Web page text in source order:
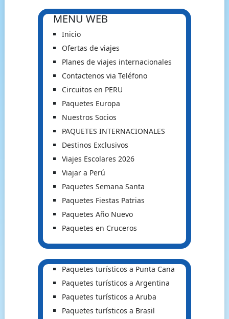
MENU WEB
Inicio
Ofertas de viajes
Planes de viajes internacionales
Contactenos via Teléfono
Circuitos en PERU
Paquetes Europa
Nuestros Socios
PAQUETES INTERNACIONALES
Destinos Exclusivos
Viajes Escolares 2026
Viajar a Perú
Paquetes Semana Santa
Paquetes Fiestas Patrias
Paquetes Año Nuevo
Paquetes en Cruceros
Paquetes turísticos a Punta Cana
Paquetes turísticos a Argentina
Paquetes turísticos a Aruba
Paquetes turísticos a Brasil